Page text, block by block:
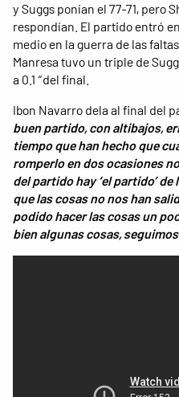
y Suggs ponían el 77-71, pero
respondían. El partido entró
medio en la guerra de las
Manresa tuvo un triple de
a 0.1 “del final.
Ibon Navarro dela al final del
buen partido, con altibajos,
tiempo que han hecho que
romperlo en dos ocasiones
del partido hay ‘el partido’
que las cosas no nos han
podido hacer las cosas un
bien algunas cosas,